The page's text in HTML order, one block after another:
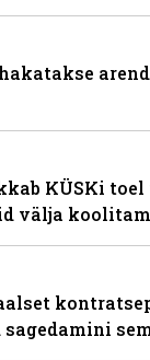
KÜSKi
välja
sagedamini